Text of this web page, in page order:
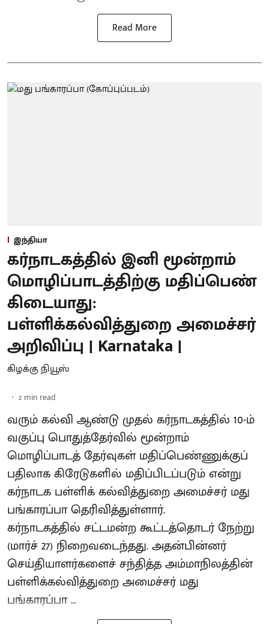
Read More
இந்தியா
கர்நாடகத்தில் இனி மூன்றாம்
மொழிப்பாடத்திற்கு மதிப்பெண்
கிடையாது:
பள்ளிக்கல்வித்துறை அமைச்சர்
அறிவிப்பு | Karnataka |
கிழக்கு நியூஸ்
2 min read
வரும் கல்வி ஆண்டு முதல் கர்நாடகத்தில் 10-ம்
வகுப்பு பொதுத்தேர்வில் மூன்றாம்
மொழிப்பாடத் தேர்வுகள் மதிப்பெண்ணுக்குப்
பதிலாக கிரேடுகளில் மதிப்பிடப்படும் என்று
கர்நாடக பள்ளிக் கல்வித்துறை அமைச்சர் மது
பங்காரப்பா தெரிவித்துள்ளார்.
கர்நாடகத்தில் சட்டமன்ற கூட்டத்தொடர் நேற்று
(மார்ச் 27) நிறைவடைந்தது. அதன்பின்னர்
செய்தியாளர்களைச் சந்தித்த அம்மாநிலத்தின்
பள்ளிக்கல்வித்துறை அமைச்சர் மது
பங்காரப்பா ...